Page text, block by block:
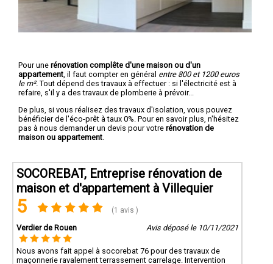
Pour une rénovation complête d'une maison ou d'un
appartement , il faut compter en général entre 800 et 1200 euros
le m². Tout dépend des travaux à effectuer : si l'électricité est à
refaire, s'il y a des travaux de plomberie à prévoir...
De plus, si vous réalisez des travaux d'isolation, vous pouvez
bénéficier de l'éco-prêt à taux 0%. Pour en savoir plus, n'hésitez
pas à nous demander un devis pour votre rénovation de
maison ou appartement
SOCOREBAT, Entreprise rénovation de
maison et d'appartement à Villequier
5 (1 avis )
Verdier de Rouen Avis déposé le 10/11/2021
Nous avons fait appel à socorebat 76 pour des travaux de
maçonnerie ravalement terrassement carrelage. Intervention